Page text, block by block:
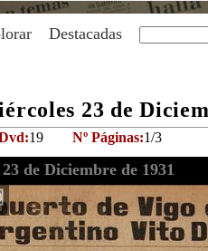
Destacadas
23 de
19 Nº Páginas:1/3
de Diciembre de 1931